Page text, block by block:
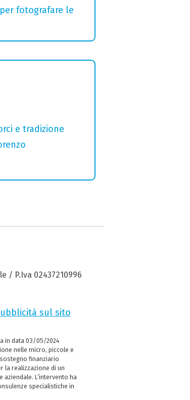
fotografare le
e tradizione
/ P.Iva 02437210996
sul sito
in data 03/05/2024
nelle micro, piccole e
sostegno finanziario
la realizzazione di un
L’intervento ha
specialistiche in